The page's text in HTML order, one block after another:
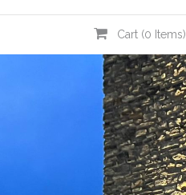
Cart (0 Items)